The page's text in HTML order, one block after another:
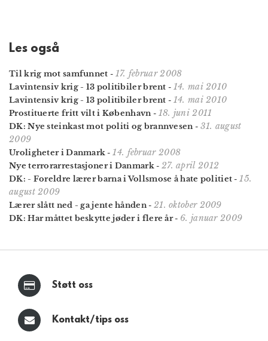
Les også
Til krig mot samfunnet - 17. februar 2008
Lavintensiv krig - 13 politibiler brent - 14. mai 2010
Lavintensiv krig - 13 politibiler brent - 14. mai 2010
Prostituerte fritt vilt i København- 18. juni 2011
DK: Nye steinkast mot politi og brannvesen- 31. august
2009
Uroligheter i Danmark -14. februar 2008
Nye terrorarrestasjoner i Danmark- 27. april 2012
DK: - Foreldre lærer barna i Vollsmose å hate politiet -15.
august 2009
Lærer slått ned - ga jente hånden- 21. oktober 2009
DK: Har måttet beskytte jøder i flere år- 6. januar 2009
Støtt oss
Kontakt/tips oss